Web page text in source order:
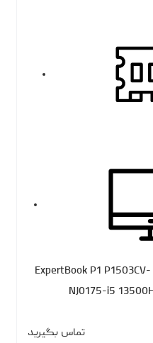
لپ تاپ 15.6 اینچی ایسوس مدل ExpertBook P1 P1503CV-
NJ0175-i5
تماس بگیرید